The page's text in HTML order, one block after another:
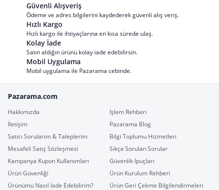
Güvenli Alışveriş
Ödeme ve adres bilgilerini kaydederek güvenli alış veriş.
Hızlı Kargo
Hızlı kargo ile ihtiyaçlarına en kısa sürede ulaş.
Kolay İade
Satın aldığın ürünü kolay iade edebilirsin.
Mobil Uygulama
Mobil uygulama ile Pazarama cebinde.
Pazarama.com
Hakkımızda
İşlem Rehberi
İletişim
Pazarama Blog
Satıcı Sorularım & Taleplerim
Bilgi Toplumu Hizmetleri
Mesafeli Satış Sözleşmesi
Sıkça Sorulan Sorular
Kampanya Kupon Kullanımları
Güvenlik İpuçları
Ürün Güvenliği
Ürün Kurulum Rehberi
Ürünümü Nasıl İade Edebilirim?
Ürün Geri Çekme Bilgilendirmeleri